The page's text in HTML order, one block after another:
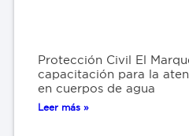
Protección Civil El
capacitación para la
en cuerpos de agua
Leer más »